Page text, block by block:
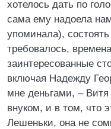
хотелось дать по
сама ему надоела
упоминала),
требовалось,
заинтересованные
включая Надежду
мне деньгами, –
внуком, и в том, что
Лешеньки, она не